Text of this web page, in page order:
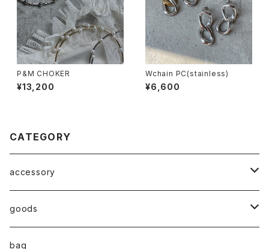
P&M CHOKER
¥13,200
Wchain PC(stainless)
¥6,600
CATEGORY
accessory
◇ZERO series◇
◇enclosure series◇(封入)
goods
broach
bag